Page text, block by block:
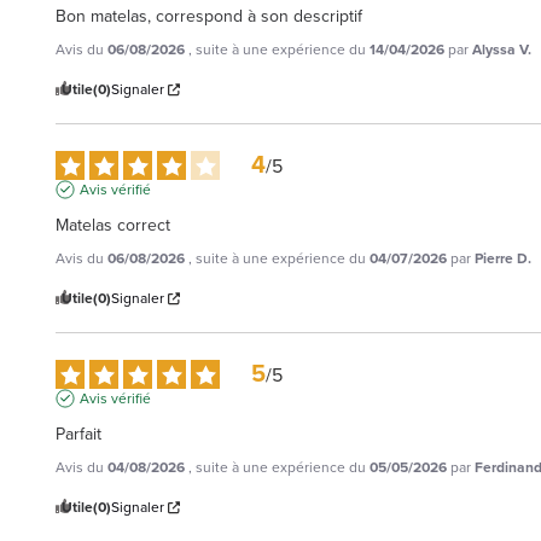
Bon matelas, correspond à son descriptif
Avis du 06/08/2026, suite à une expérience du 14/04/2026 parAlyssa V.
Utile(0)Signaler
4/5
Avis vérifié
Matelas correct
Avis du 06/08/2026, suite à une expérience du 04/07/2026 parPierre D.
Utile(0)Signaler
5/5
Avis vérifié
Parfait
Avis du 04/08/2026, suite à une expérience du 05/05/2026 par
Utile(0)Signaler